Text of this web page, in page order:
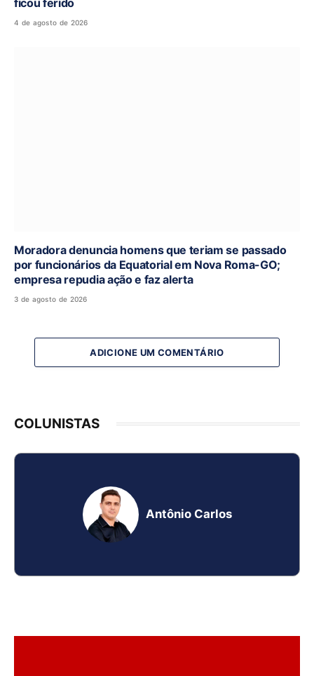
4 de agosto de 2026
Moradora denuncia homens que teriam se passado
por funcionários da Equatorial em Nova Roma-GO;
empresa repudia ação e faz alerta
3 de agosto de 2026
ADICIONE UM COMENTÁRIO
COLUNISTAS
Antônio Carlos